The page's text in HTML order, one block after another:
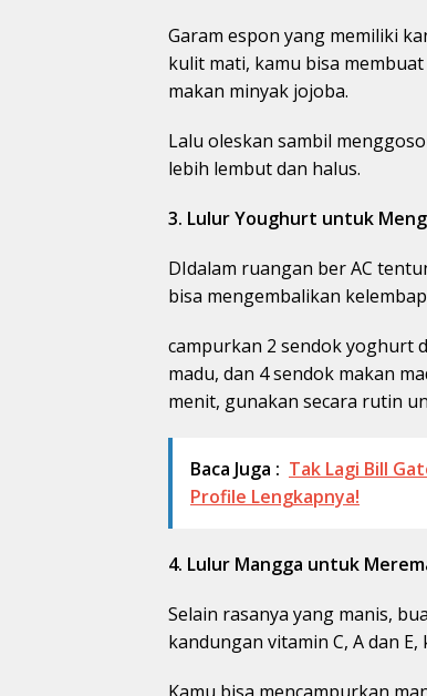
Garam espon yang memiliki
kulit mati, kamu bisa
makan minyak jojoba.
Lalu oleskan sambil
lebih lembut dan halus.
3. Lulur Youghurt untuk
DIdalam ruangan ber AC
bisa mengembalikan
campurkan 2 sendok yoghurt
madu, dan 4 sendok makan
menit, gunakan secara rutin
Baca Juga : Tak Lagi Bill
Profile Lengkapnya!
4. Lulur Mangga untuk
Selain rasanya yang manis,
kandungan vitamin C, A dan